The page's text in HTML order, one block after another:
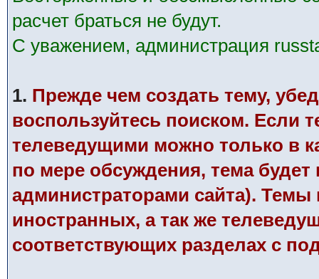
расчет браться не будут.
С уважением, администрация
1. Прежде чем создать тему,
воспользуйтесь поиском. Если
телеведущими можно только в
по мере обсуждения, тема
администраторами сайта). Темы
иностранных, а так же
соответствующих разделах с